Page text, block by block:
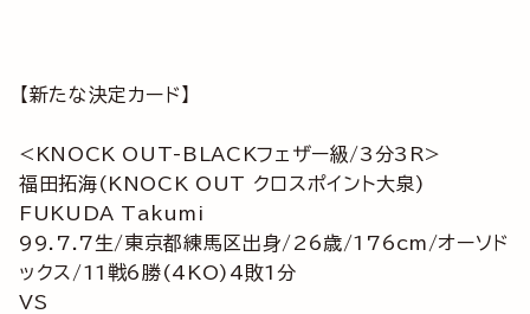
【新たな決定カード】
<KNOCK OUT-BLACKフェザー級/3分3R>
福田拓海(KNOCK OUT クロスポイント大泉)
FUKUDA Takumi
99.7.7生/東京都練馬区出身/26歳/176cm/オーソド
ックス/11戦6勝(4KO)4敗1分
VS